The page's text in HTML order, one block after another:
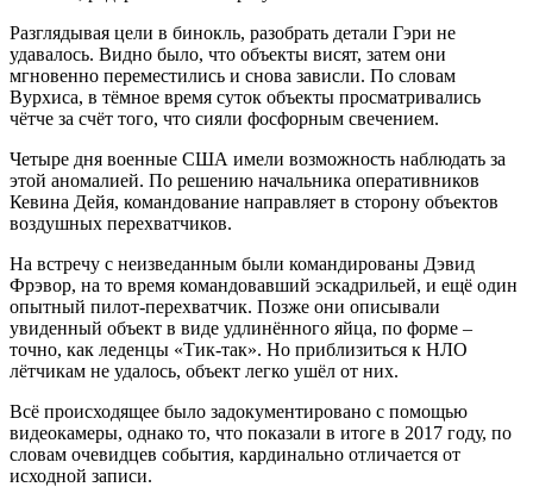
Разглядывая цели в бинокль, разобрать детали Гэри не
удавалось. Видно было, что объекты висят, затем они
мгновенно переместились и снова зависли. По словам
Вурхиса, в тёмное время суток объекты просматривались
чётче за счёт того, что сияли фосфорным свечением.
Четыре дня военные США имели возможность наблюдать за
этой аномалией. По решению начальника оперативников
Кевина Дейя, командование направляет в сторону объектов
воздушных перехватчиков.
На встречу с неизведанным были командированы Дэвид
Фрэвор, на то время командовавший эскадрильей, и ещё один
опытный пилот-перехватчик. Позже они описывали
увиденный объект в виде удлинённого яйца, по форме –
точно, как леденцы «Тик-так». Но приблизиться к НЛО
лётчикам не удалось, объект легко ушёл от них.
Всё происходящее было задокументировано с помощью
видеокамеры, однако то, что показали в итоге в 2017 году, по
словам очевидцев события, кардинально отличается от
исходной записи.